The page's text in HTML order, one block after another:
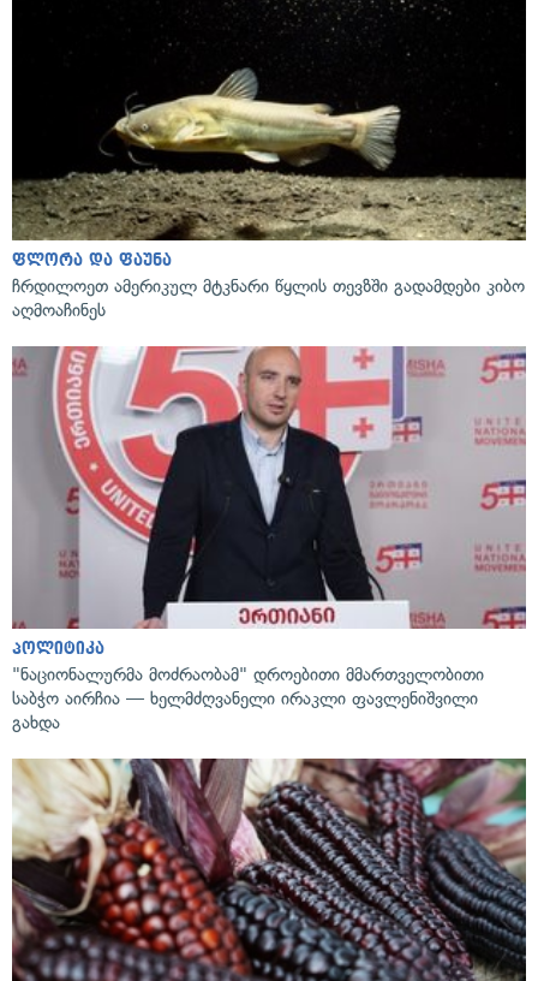
ფლორა და ფაუნა
ჩრდილოეთ ამერიკულ მტკნარი წყლის თევზში გადამდები კიბო
აღმოაჩინეს
პოლიტიკა
"ნაციონალურმა მოძრაობამ" დროებითი მმართველობითი
საბჭო აირჩია — ხელმძღვანელი ირაკლი ფავლენიშვილი
გახდა